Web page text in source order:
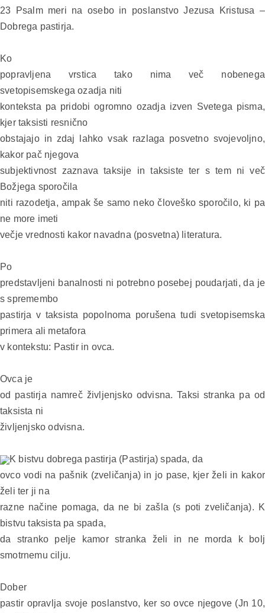
23 Psalm meri na osebo in poslanstvo Jezusa Kristusa –
Dobrega pastirja.
Ko
popravljena vrstica tako nima več nobenega
svetopisemskega ozadja niti
konteksta pa pridobi ogromno ozadja izven Svetega pisma,
kjer taksisti resnično
obstajajo in zdaj lahko vsak razlaga posvetno svojevoljno,
kakor pač njegova
subjektivnost zaznava taksije in taksiste ter s tem ni več
Božjega sporočila
niti razodetja, ampak še samo neko človeško sporočilo, ki pa
ne more imeti
večje vrednosti kakor navadna (posvetna) literatura.
Po
predstavljeni banalnosti ni potrebno posebej poudarjati, da je
s spremembo
pastirja v taksista popolnoma porušena tudi svetopisemska
primera ali metafora
v kontekstu: Pastir in ovca.
Ovca je
od pastirja namreč življenjsko odvisna. Taksi stranka pa od
taksista ni
življenjsko odvisna.
K bistvu dobrega pastirja (Pastirja) spada, da
ovco vodi na pašnik (zveličanja) in jo pase, kjer želi in kakor
želi ter ji na
razne načine pomaga, da ne bi zašla (s poti zveličanja). K
bistvu taksista pa spada,
da stranko pelje kamor stranka želi in ne morda k bolj
smotrnemu cilju.
Dober
pastir opravlja svoje poslanstvo, ker so ovce njegove (Jn 10,